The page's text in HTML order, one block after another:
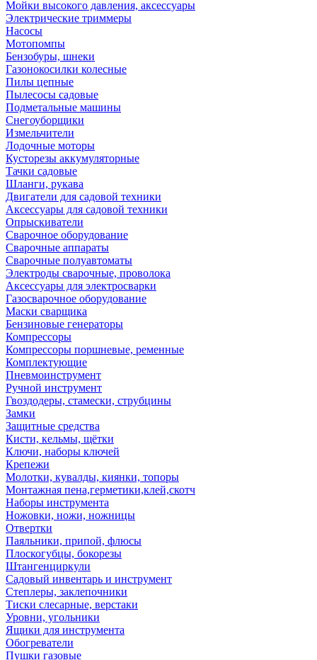
Мойки высокого давления, аксессуары
Электрические триммеры
Насосы
Мотопомпы
Бензобуры, шнеки
Газонокосилки колесные
Пилы цепные
Пылесосы садовые
Подметальные машины
Снегоуборщики
Измельчители
Лодочные моторы
Кусторезы аккумуляторные
Тачки садовые
Шланги, рукава
Двигатели для садовой техники
Аксессуары для садовой техники
Опрыскиватели
Сварочное оборудование
Сварочные аппараты
Сварочные полуавтоматы
Электроды сварочные, проволока
Аксессуары для электросварки
Газосварочное оборудование
Маски сварщика
Бензиновые генераторы
Компрессоры
Компрессоры поршневые, ременные
Комплектующие
Пневмоинструмент
Ручной инструмент
Гвоздодеры, стамески, струбцины
Замки
Защитные средства
Кисти, кельмы, щётки
Ключи, наборы ключей
Крепежи
Молотки, кувалды, киянки, топоры
Монтажная пена,герметики,клей,скотч
Наборы инструмента
Ножовки, ножи, ножницы
Отвертки
Паяльники, припой, флюсы
Плоскогубцы, бокорезы
Штангенциркули
Садовый инвентарь и инструмент
Степлеры, заклепочники
Тиски слесарные, верстаки
Уровни, угольники
Ящики для инструмента
Обогреватели
Пушки газовые